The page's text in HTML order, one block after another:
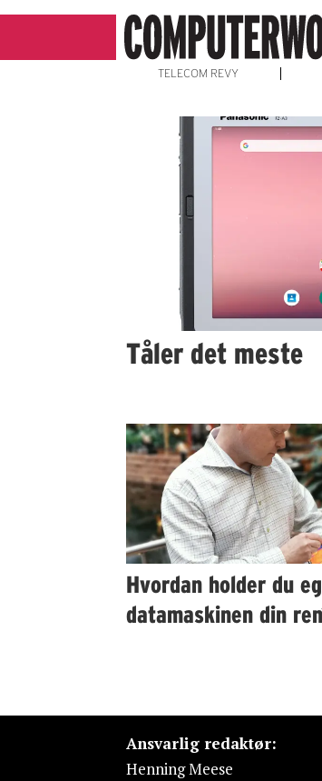
TELECOM REVY
toughbook
Tåler det meste
Hvordan holder du
datamaskinen din
Ansvarlig redaktør:
Henning Meese